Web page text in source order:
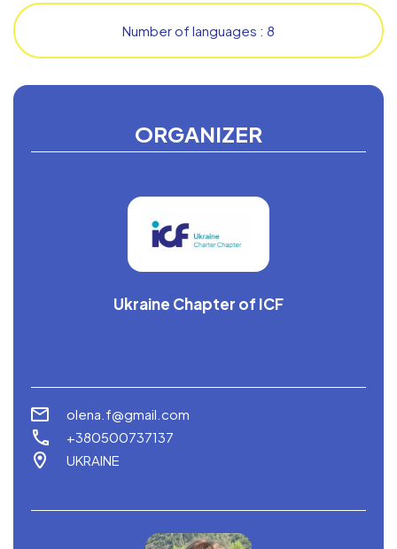
ORGANIZER
Ukraine Chapter of ICF
olena.f@gmail.com
+380500737137
UKRAINE
Number of languages : 8